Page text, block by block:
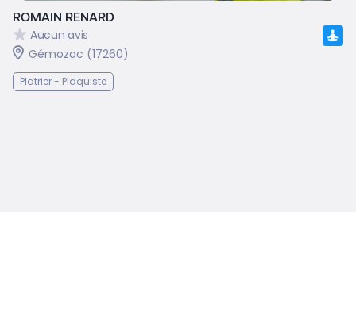
ROMAIN RENARD
Aucun avis
Gémozac (17260)
Platrier - Plaquiste